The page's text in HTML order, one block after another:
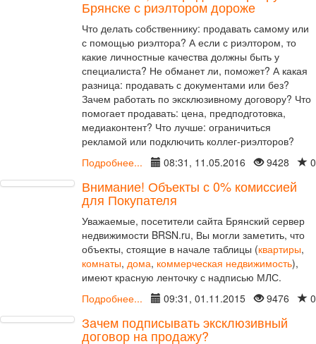
Брянске с риэлтором дороже
Что делать собственнику: продавать самому или
с помощью риэлтора? А если с риэлтором, то
какие личностные качества должны быть у
специалиста? Не обманет ли, поможет? А какая
разница: продавать с документами или без?
Зачем работать по эксклюзивному договору? Что
помогает продавать: цена, предподготовка,
медиаконтент? Что лучше: ограничиться
рекламой или подключить коллег-риэлторов?
Подробнее...
08:31, 11.05.2016 9428 0
Внимание! Объекты с 0% комиссией
для Покупателя
Уважаемые, посетители сайта Брянский сервер
недвижимости BRSN.ru, Вы могли заметить, что
объекты, стоящие в начале таблицы (квартиры,
комнаты, дома, коммерческая недвижимость),
имеют красную ленточку с надписью МЛС.
Подробнее...
09:31, 01.11.2015 9476 0
Зачем подписывать эксклюзивный
договор на продажу?